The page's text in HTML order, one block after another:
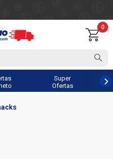
0
Super
Ofertas